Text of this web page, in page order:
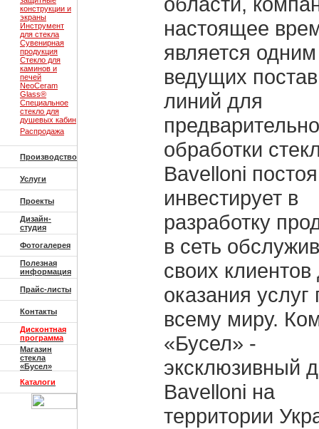
конструкции и
экраны
Инструмент
для стекла
Сувенирная
продукция
Стекло для
каминов и
печей
NeoCeram
Glass®
Специальное
стекло для
душевых кабин
Распродажа
Производство
Услуги
Проекты
Дизайн-
студия
Фотогалерея
Полезная
информация
Прайс-листы
Контакты
Дисконтная
программа
Магазин
стекла
«Бусел»
Каталоги
настоящее
является
ведущих
линий для
обработки
Bavelloni
инвестирует в
разработку
в сеть
своих клиентов
оказания услуг
всему миру.
«Бусел» -
эксклюзивный
Bavelloni на
территории